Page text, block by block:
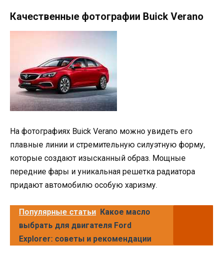
Качественные фотографии Buick Verano
На фотографиях Buick Verano можно увидеть его
плавные линии и стремительную силуэтную форму,
которые создают изысканный образ. Мощные
передние фары и уникальная решетка радиатора
придают автомобилю особую харизму.
Популярные статьи Какое масло
выбрать для двигателя Ford
Explorer: советы и рекомендации